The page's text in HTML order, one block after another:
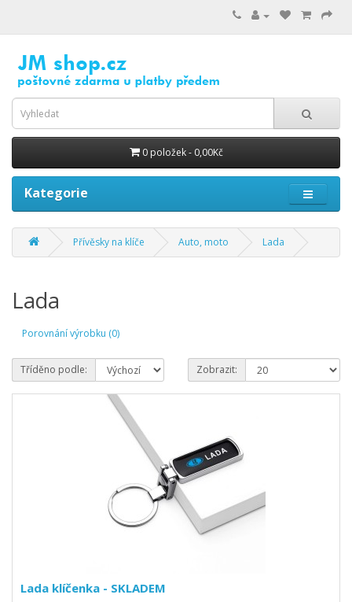
0 položek - 0,00Kč
Kategorie
Přívěsky na klíče Auto, moto Lada
Lada
Porovnání výrobku (0)
Tříděno podle: Zobrazit:
Lada klíčenka - SKLADEM